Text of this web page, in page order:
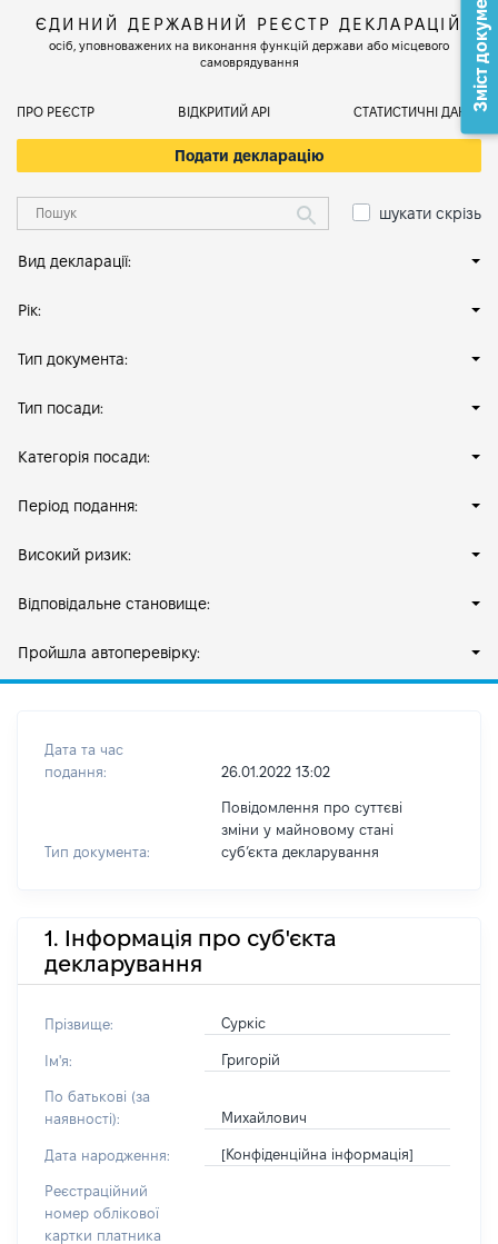
ЄДИНИЙ ДЕРЖАВНИЙ РЕЄСТР ДЕКЛАРАЦІЙ
осіб, уповноважених на виконання функцій держави або місцевого
самоврядування
ПРО РЕЄСТР ВІДКРИТИЙ АРІ СТАТИСТИЧНІ ДАНІ
Подати декларацію
шукати скрізь
Вид декларації:
Рік:
Тип документа:
Тип посади:
Категорія посади:
Період подання:
Високий ризик:
Відповідальне становище:
Пройшла автоперевірку:
Дата та час
подання:
26.01.2022 13:02
Тип документа:
Повідомлення про суттєві
зміни у майновому стані
субʼєкта декларування
1. Інформація про суб'єкта
декларування
Прізвище: Суркіс
Ім'я: Григорій
По батькові (за
наявності):
Михайлович
Дата народження: [Конфіденційна інформація]
Реєстраційний
номер облікової
картки платника
Зміст документа